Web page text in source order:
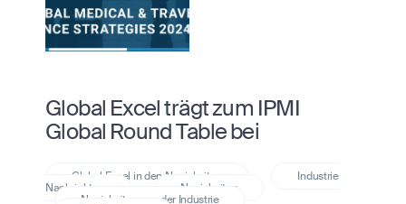
Global Excel trägt zum IPMI
Global Round Table bei